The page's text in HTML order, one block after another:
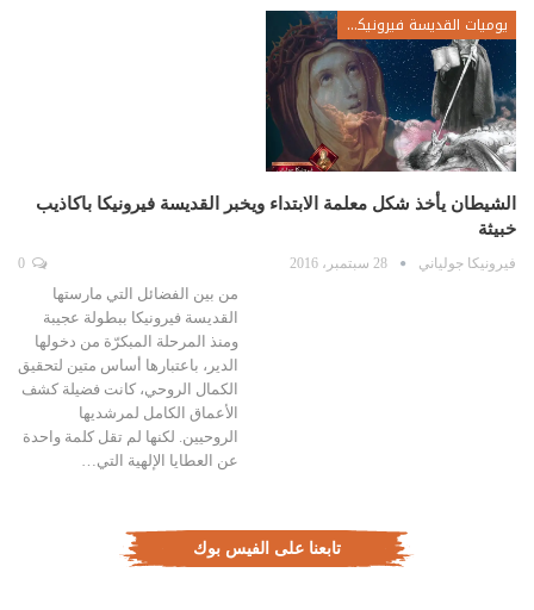
يوميات القديسة فيرونيكا جولياني
الشيطان يأخذ شكل معلمة الابتداء ويخبر القديسة فيرونيكا باكاذيب
خبيثة
فيرونيكا جولياني 28 سبتمبر، 2016
من بين الفضائل التي مارستها
القديسة فيرونيكا ببطولة عجيبة
ومنذ المرحلة المبكرّة من دخولها
الدير، باعتبارها أساس متين لتحقيق
الكمال الروحي، كانت فضيلة كشف
الأعماق الكامل لمرشديها
الروحيين. لكنها لم تقل كلمة واحدة
عن العطايا الإلهية التي…
تابعنا على الفيس بوك